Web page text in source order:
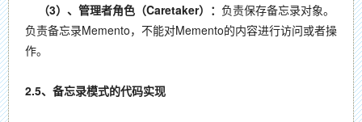
（3）、管理者角色（Caretaker）： 负责保存备忘录对象。
负责备忘录Memento，不能对Memento的内容进行访问或者操
作。
2.5、备忘录模式的代码实现